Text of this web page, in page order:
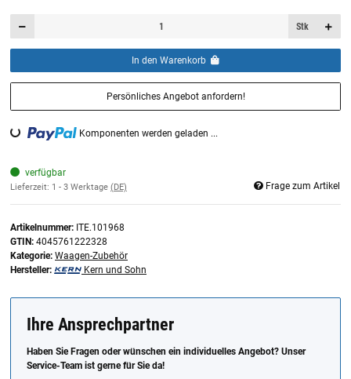
Stk
In den Warenkorb
Persönliches Angebot anfordern!
Loading... Komponenten werden geladen ...
verfügbar
Lieferzeit: 1 - 3 Werktage (DE) Frage zum Artikel
Artikelnummer: ITE.101968
GTIN: 4045761222328
Kategorie: Waagen-Zubehör
Hersteller:
Kern und Sohn
Ihre Ansprechpartner
Haben Sie Fragen oder wünschen ein individuelles Angebot? Unser
Service-Team ist gerne für Sie da!